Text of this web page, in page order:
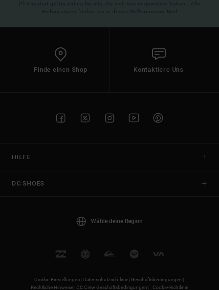
(*) Angebot gültig online für alle, die sich neu angemeldet haben - Alle
Bedingungen findest du in deiner Willkommens-Mail
Finde einen Shop Kontaktiere Uns
HILFE
DC SHOES
Wähle deine Region
Cookie-Einstellungen | Datenschutzrichtlinie |Geschäftsbedingungen |
Rechtliche Hinweise | DC Crew Geschäftsbedingungen | Cookie-Richtlinie